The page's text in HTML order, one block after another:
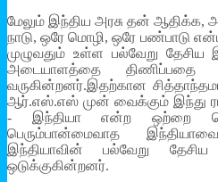
மேலும் இந்திய அரசு தன் ஆதிக்க,
நாடு, ஒரே மொழி, ஒரே பண்பாடு
முழுவதும் உள்ள பல்வேறு
அடையாளத்தை திணிப்பதை
வருகின்றனர்.இதற்கான
ஆர்.எஸ்.எஸ் முன் வைக்கும் இந்து
- இந்தியா என்ற ஒற்றை
பெரும்பான்மைவாத
இந்தியாவின் பல்வேறு
ஒடுக்குகின்றனர்.